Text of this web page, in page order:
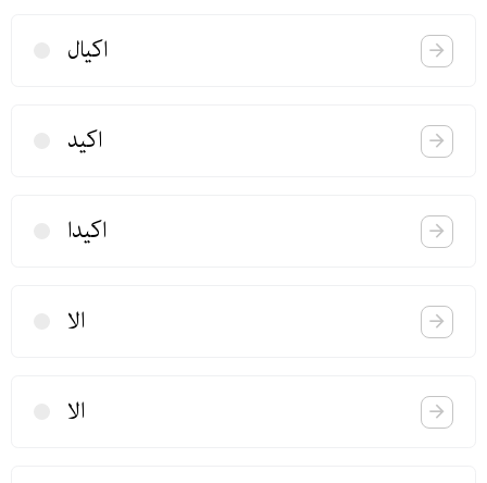
اكیال
اكید
اكیدا
الا
الا